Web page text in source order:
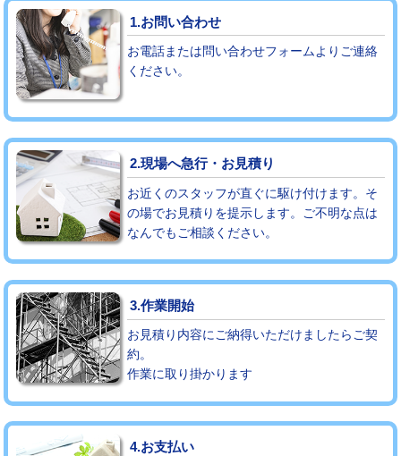
コンクリート斫り（厚さ10㎝まで）
コンクリート斫り（厚さ10㎝超え） 38,500円
モルタル補修（厚さ10㎝まで）
モルタル補修（厚さ10㎝超え） 38,500円
追加人工 16,500円
廃棄・処分 現場見積
※給水管工事は20mmまでの価格です。
1.お問い合わせ
お電話または問い合わせフォームよりご連絡
ください。
2.現場へ急行・お見積り
お近くのスタッフが直ぐに駆け付けます。そ
の場でお見積りを提示します。ご不明な点は
なんでもご相談ください。
3.作業開始
お見積り内容にご納得いただけましたらご契
約。
作業に取り掛かります
4.お支払い